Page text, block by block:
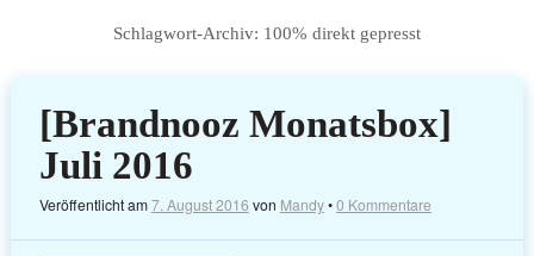
Schlagwort-Archiv: 100% direkt gepresst
[Brandnooz Monatsbox]
Juli 2016
Veröffentlicht am7. August 2016 von Mandy•0 Kommentare